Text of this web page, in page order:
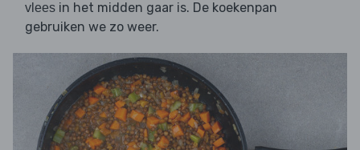
vlees in het midden gaar is. De koekenpan
gebruiken we zo weer.